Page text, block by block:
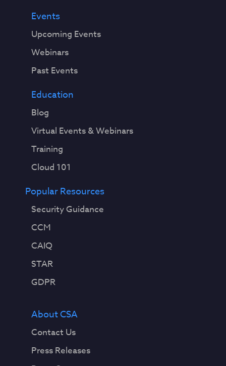
Events
Upcoming Events
Webinars
Past Events
Education
Blog
Virtual Events & Webinars
Training
Cloud 101
Popular Resources
Security Guidance
CCM
CAIQ
STAR
GDPR
About CSA
Contact Us
Press Releases